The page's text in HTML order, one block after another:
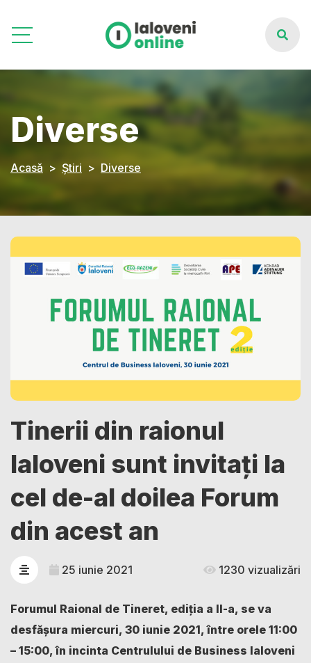
Diverse
Acasă Știri Diverse
Tinerii din raionul
Ialoveni sunt invitați la
cel de-al doilea Forum
din acest an
25 iunie 2021 1230 vizualizări
Forumul Raional de Tineret, ediția a II-a, se va
desfășura miercuri, 30 iunie 2021, între orele 11:00
– 15:00, în incinta Centrulului de Business Ialoveni